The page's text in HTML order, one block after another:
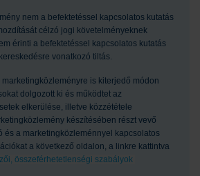
nem a befektetéssel kapcsolatos kutatás
célzó jogi követelményeknek
érinti a befektetéssel kapcsolatos kutatás
vonatkozó tiltás.
is kiterjedő módon
dolgozott ki és működtet az
elkerülése, illetve közzététele
készítésében részt vevő
és a marketingközleménnyel kapcsolatos
a következő oldalon, a linkre kattintva
összeférhetetlenségi szabályok